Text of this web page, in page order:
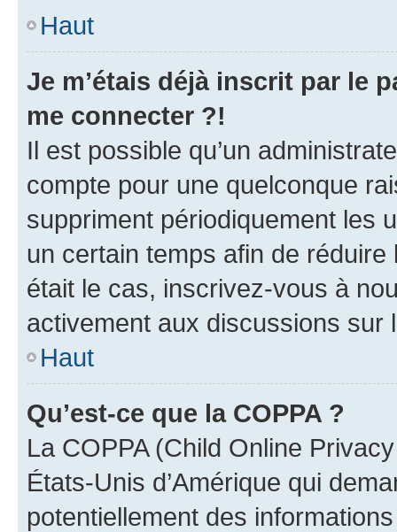
Haut
Je m’étais déjà inscrit par le
me connecter ?!
Il est possible qu’un
compte pour une quelconque
suppriment périodiquement les
un certain temps afin de
était le cas, inscrivez-vous à
activement aux discussions sur
Haut
Qu’est-ce que la COPPA ?
La COPPA (Child Online
États-Unis d’Amérique qui
potentiellement des